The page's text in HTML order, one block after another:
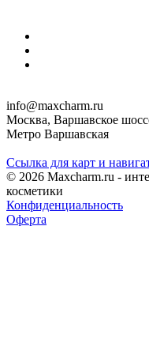
info@maxcharm.ru
Москва, Варшавское
Метро Варшавская
Ссылка для карт и
© 2026 Maxcharm.ru -
косметики
Конфиденциальность
Оферта